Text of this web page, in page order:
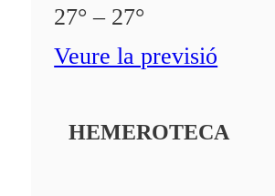
27° – 27°
Veure la previsió
HEMEROTECA